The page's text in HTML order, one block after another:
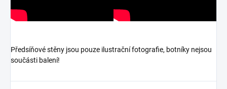
Předsíňové stěny jsou pouze ilustrační fotografie, botníky nejsou
součásti balení!